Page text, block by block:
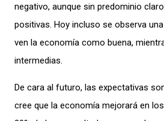
negativo, aunque sin predominio
positivas. Hoy incluso se observa
ven la economía como buena,
intermedias.
De cara al futuro, las expectativas
cree que la economía mejorará en